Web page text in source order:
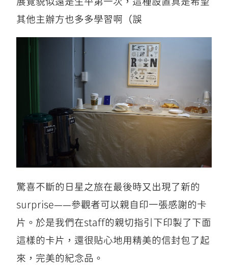
其他主辦方也多多學習啊（誤
驚喜不斷的日星之旅在最後時又出現了新的
surprise——參觀者可以親自印一張感謝的卡
片。於是我們在staff的親切指引下印製了下面
這樣的卡片，還很貼心地用精美的信封包了起
來，完美的紀念品。